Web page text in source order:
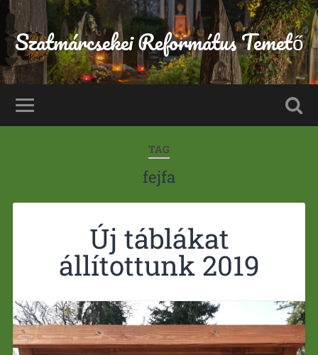
Szatmárcsekei Református Temető
TAG
fejfa
Új táblákat
állítottunk 2019